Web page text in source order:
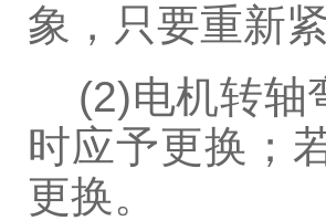
象，只要重新
(2)电机转轴
时应予更换；
更换。